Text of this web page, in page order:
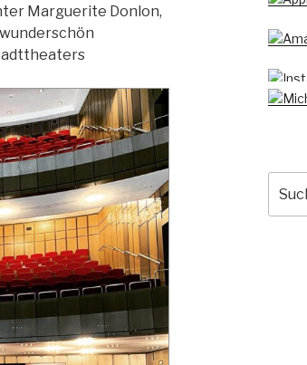
Marguerite Donlon,
nach: